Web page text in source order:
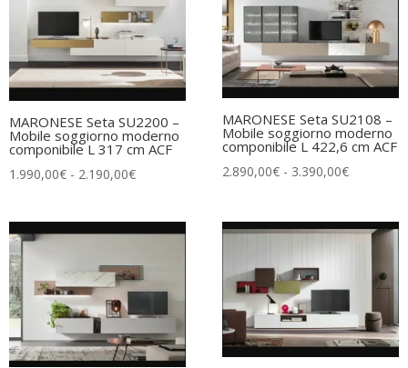
a
3.149,00€
a
3.490,00€
MARONESE Seta SU2200 –
Mobile soggiorno moderno
componibile L 317 cm ACF
1.990,00€ - 2.190,00€Fascia
da
a
2.190,00€
MARONESE Seta SU2108 –
Mobile soggiorno moderno
componibile L 422,6 cm ACF
2.890,00€ - 3.390,00€Fascia
da
3.390,00€